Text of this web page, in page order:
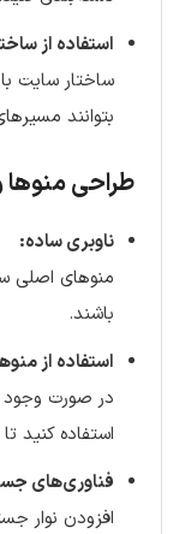
استفاده از
ساختار سایت
بتوانند
طراحی منوها
ناوبری ساده:
منوهای اصلی
باشند.
استفاده از
در صورت وجود
استفاده کنید
فناوری‌های
افزودن نوار